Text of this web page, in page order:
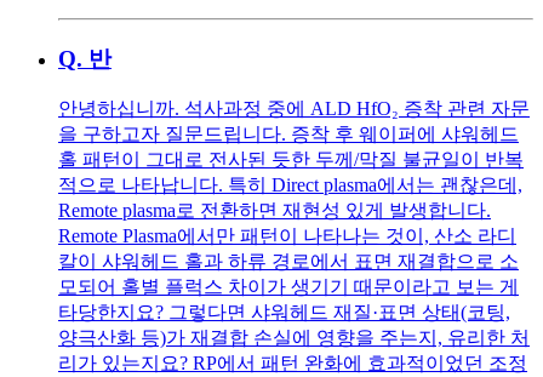
Q. 반
안녕하십니까. 석사과정 중에 ALD HfO₂ 증착 관련 자문
을 구하고자 질문드립니다. 증착 후 웨이퍼에 샤워헤드
홀 패턴이 그대로 전사된 듯한 두께/막질 불균일이 반복
적으로 나타납니다. 특히 Direct plasma에서는 괜찮은데,
Remote plasma로 전환하면 재현성 있게 발생합니다.
Remote Plasma에서만 패턴이 나타나는 것이, 산소 라디
칼이 샤워헤드 홀과 하류 경로에서 표면 재결합으로 소
모되어 홀별 플럭스 차이가 생기기 때문이라고 보는 게
타당한지요? 그렇다면 샤워헤드 재질·표면 상태(코팅,
양극산화 등)가 재결합 손실에 영향을 주는지, 유리한 처
리가 있는지요? RP에서 패턴 완화에 효과적이었던 조정